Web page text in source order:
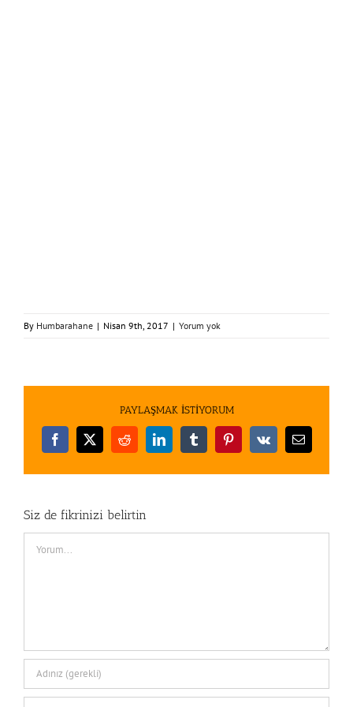
By Humbarahane | Nisan 9th, 2017 | Yorum yok
PAYLAŞMAK İSTİYORUM
Facebook
X RedditLinkedInTumblrPinterest
Vk
E-
Siz de fikrinizi belirtin